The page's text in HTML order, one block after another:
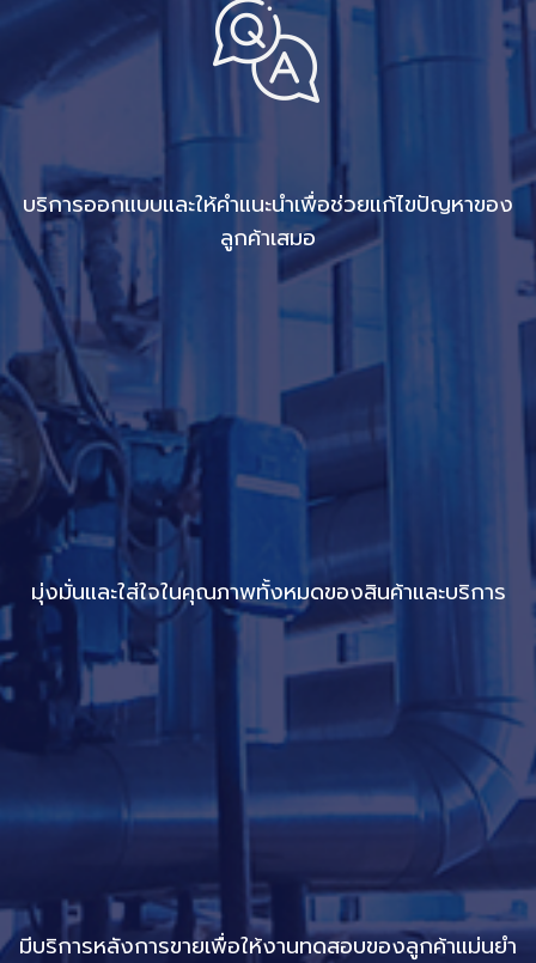
บริการออกแบบและให้คำแนะนำเพื่อช่วยแก้ไขปัญหาของ
ลูกค้าเสมอ
มุ่งมั่นและใส่ใจในคุณภาพทั้งหมดของสินค้าและบริการ
มีบริการหลังการขายเพื่อให้งานทดสอบของลูกค้าแม่นยำ